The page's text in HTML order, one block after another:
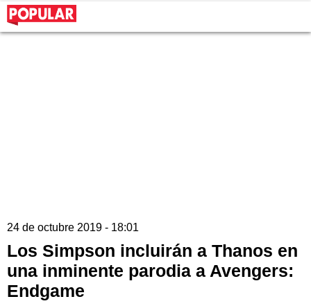
24 de octubre 2019 - 18:01
Los Simpson incluirán a Thanos en
una inminente parodia a Avengers:
Endgame